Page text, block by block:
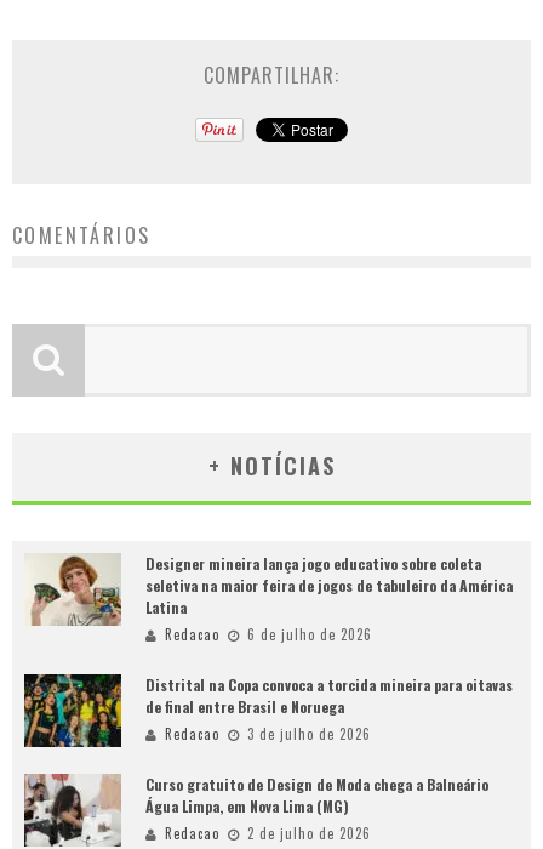
COMPARTILHAR:
COMENTÁRIOS
+ NOTÍCIAS
Designer mineira lança jogo educativo sobre coleta
seletiva na maior feira de jogos de tabuleiro da América
Latina
Redacao 6 de julho de 2026
Distrital na Copa convoca a torcida mineira para oitavas
de final entre Brasil e Noruega
Redacao 3 de julho de 2026
Curso gratuito de Design de Moda chega a Balneário
Água Limpa, em Nova Lima (MG)
Redacao 2 de julho de 2026